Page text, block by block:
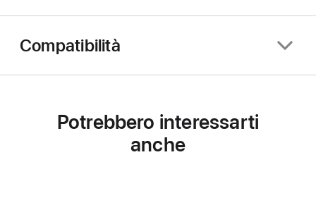
Compatibilità
Potrebbero interessarti
anche